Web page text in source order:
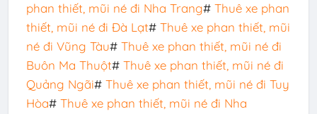
phan thiết, mũi né đi Nha Trang# Thuê xe phan
thiết, mũi né đi Đà Lạt# Thuê xe phan thiết, mũi
né đi Vũng Tàu# Thuê xe phan thiết, mũi né đi
Buôn Ma Thuột# Thuê xe phan thiết, mũi né đi
Quảng Ngãi# Thuê xe phan thiết, mũi né đi Tuy
Hòa# Thuê xe phan thiết, mũi né đi Nha